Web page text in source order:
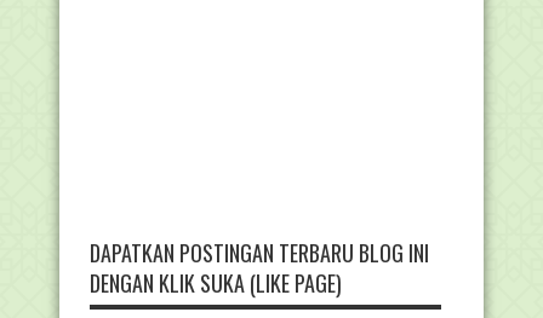
DAPATKAN POSTINGAN TERBARU BLOG INI
DENGAN KLIK SUKA (LIKE PAGE)